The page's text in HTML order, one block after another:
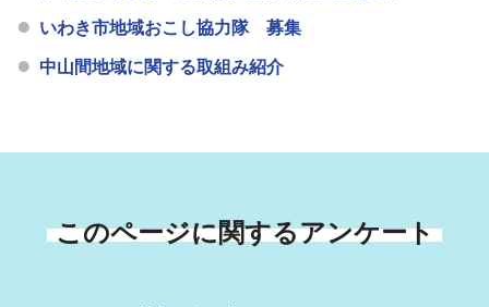
いわき市地域おこし協力隊 募集
中山間地域に関する取組み紹介
このページに関するアンケート